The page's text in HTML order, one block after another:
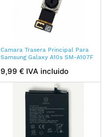
Camara Trasera Principal Para
Samsung Galaxy A10s SM-A107F
9,99 € IVA incluido